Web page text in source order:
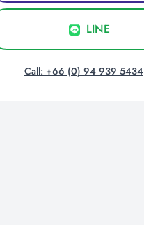
LINE
Call: +66 (0) 94 939 5434